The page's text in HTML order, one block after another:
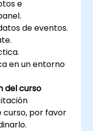
e
de eventos.
en un entorno
del curso
curso, por favor